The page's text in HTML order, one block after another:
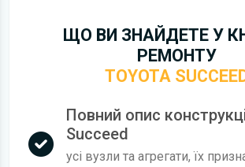
ЩО ВИ ЗНАЙДЕТЕ У
РЕМОНТУ
TOYOTA
Повний опис
Succeed
усі вузли та агрегати, їх